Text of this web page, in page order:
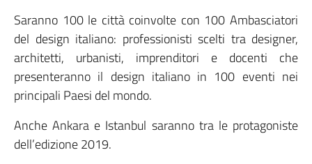
Saranno 100 le città coinvolte con 100 Ambasciatori
del design italiano: professionisti scelti tra designer,
architetti, urbanisti, imprenditori e docenti che
presenteranno il design italiano in 100 eventi nei
principali Paesi del mondo.
Anche Ankara e Istanbul saranno tra le protagoniste
dell’edizione 2019.